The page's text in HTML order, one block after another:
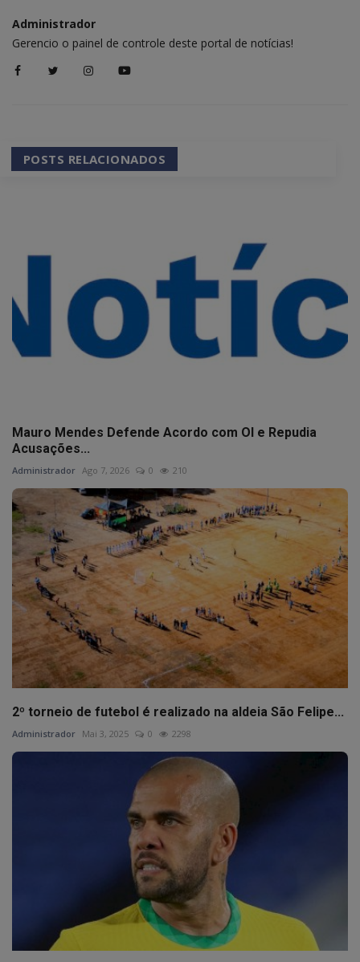
Administrador
Gerencio o painel de controle deste portal de notícias!
POSTS RELACIONADOS
Mauro Mendes Defende Acordo com OI e Repudia
Acusações...
Administrador Ago 7, 2026 0 210
2º torneio de futebol é realizado na aldeia São Felipe...
Administrador Mai 3, 2025 0 2298